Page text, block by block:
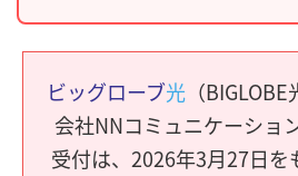
ビッグローブ光（BIGLOBE
会社NNコミュニケーショ
受付は、2026年3月27日を